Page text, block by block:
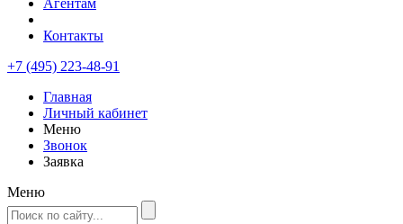
Агентам
Контакты
+7 (495) 223-48-91
Главная
Личный кабинет
Меню
Звонок
Заявка
Меню